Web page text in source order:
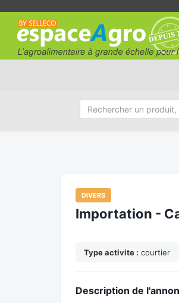
DIVERS
Importation -
Type activite : courtier
Description de